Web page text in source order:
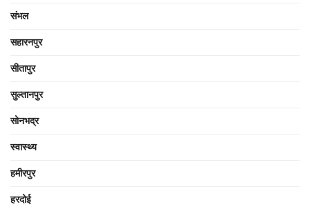
संभल
सहारनपुर
सीतापुर
सुल्तानपुर
सोनभद्र
स्वास्थ्य
हमीरपुर
हरदोई